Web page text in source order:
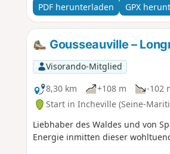
PDF herunterladen GPX
Gousseauville –
Visorando-Mitglied
8,30 km
+108 m -102
Start in Incheville (Seine-
Liebhaber des Waldes und von
Energie inmitten dieser